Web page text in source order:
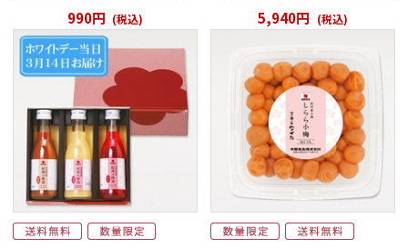
990円 (税込) 5,940円 (税込)